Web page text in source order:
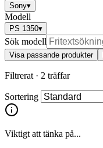
Sony▾
Modell
PS 1350▾
Sök modell
Visa passande produkter
Filtrerat · 2 träffar
Sortering
Viktigt att tänka på...